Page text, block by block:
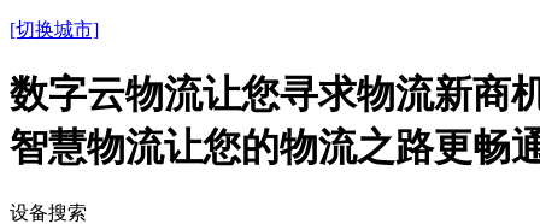
[切换城市]
数字云物流让您寻求物流新商
智慧物流让您的物流之路更畅
设备搜索